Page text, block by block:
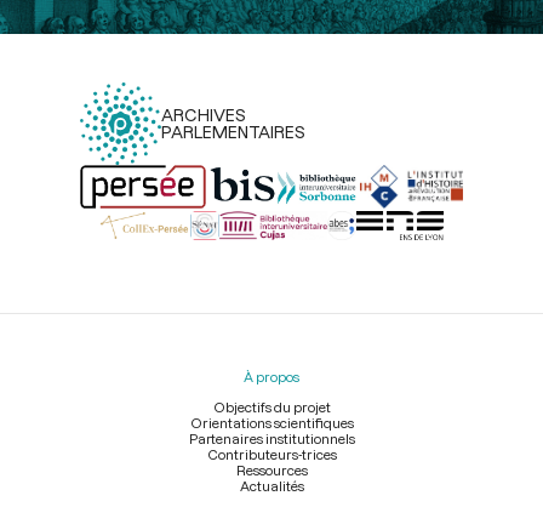
ARCHIVES
PARLEMENTAIRES
Menu
À propos
Objectifs du projet
Orientations scientifiques
Partenaires institutionnels
Contributeurs-trices
Ressources
Actualités